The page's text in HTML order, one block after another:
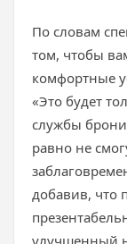
По словам
том, чтобы
комфортные
«Это будет
службы
равно не
добавив, что
улучшенный